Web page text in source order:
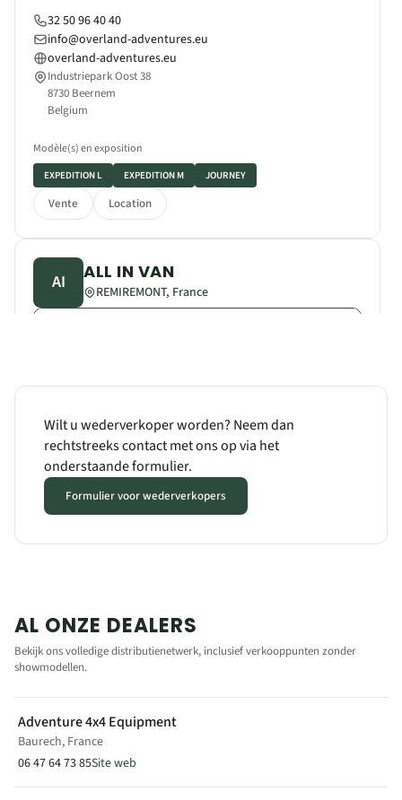
32 50 96 40 40
info@overland-adventures.eu
overland-adventures.eu
Industriepark Oost 38
8730 Beernem
Belgium
Modèle(s) en exposition
EXPEDITION L EXPEDITION M JOURNEY
Vente Location
AI ALL IN VAN
REMIREMONT, France
+33 7 66 36 84 40
all-in-van-evasion.fr
7 RUE DES BRASSERIES
88200 REMIREMONT
France
Modèle(s) en exposition
EXPEDITION M
AVENTURE LOISIRS ET VANS
VOIR SUR LA CARTE
Wilt u wederverkoper worden? Neem dan
rechtstreeks contact met ons op via het
onderstaande formulier.
Formulier voor wederverkopers
AL ONZE DEALERS
Bekijk ons volledige distributienetwerk, inclusief verkooppunten zonder
showmodellen.
Adventure 4x4 Equipment
Baurech, France
06 47 64 73 85Site web